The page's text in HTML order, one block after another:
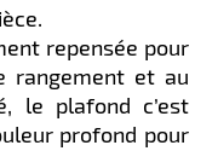
repensée pour
rangement et au
le plafond c’est
profond pour